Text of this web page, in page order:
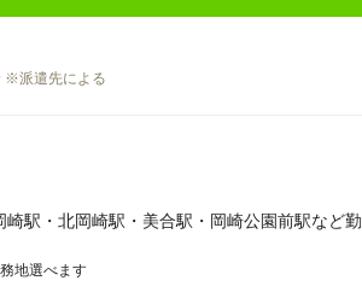
※派遣先による
崎駅・北岡崎駅・美合駅・岡崎公園前駅など勤
地選べます